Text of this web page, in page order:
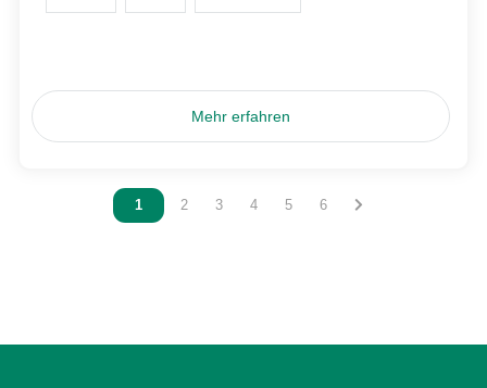
Mehr erfahren
Vous êtes sur la page
1 Vous êtes sur la page
2 Vous êtes sur la page
3 Vous êtes sur la page
4 Vous êtes sur la page
5 Vous êtes sur la page
6